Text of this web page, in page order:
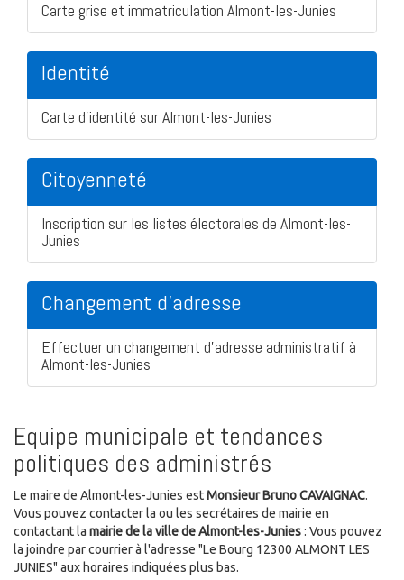
Carte grise et immatriculation Almont-les-Junies
Identité
Carte d'identité sur Almont-les-Junies
Citoyenneté
Inscription sur les listes électorales de Almont-les-
Junies
Changement d'adresse
Effectuer un changement d'adresse administratif à
Almont-les-Junies
Equipe municipale et tendances
politiques des administrés
Le maire de Almont-les-Junies estMonsieur Bruno CAVAIGNAC.
Vous pouvez contacter la ou les secrétaires de mairie en
contactant la mairie de la ville de Almont-les-Junies: Vous pouvez
la joindre par courrier à l'adresse "Le Bourg 12300 ALMONT LES
JUNIES" aux horaires indiquées plus bas.